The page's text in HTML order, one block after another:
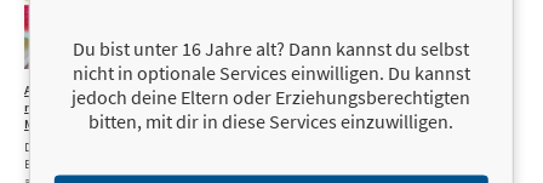
14,99 €
Abnehmen
mit
Mahlzeitenersatz
Das ideale
Begleitprogramm für
Du bist unter 16 Jahre alt? Dann kannst du selbst
nicht in optionale Services einwilligen. Du kannst
jedoch deine Eltern oder Erziehungsberechtigten
bitten, mit dir in diese Services einzuwilligen.